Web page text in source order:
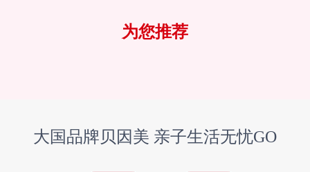
为您推荐
大国品牌贝因美 亲子生活无忧GO